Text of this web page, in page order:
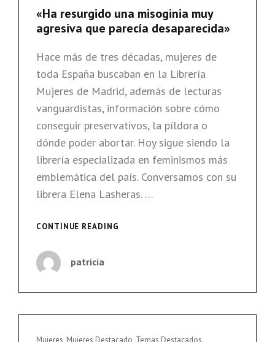
OTRO,
MEJOR
SALGAS
DE
Links
«Ha resurgido una misoginia muy
agresiva que parecía desaparecida»
Hace más de tres décadas, mujeres de
toda España buscaban en la Librería
Mujeres de Madrid, además de lecturas
vanguardistas, información sobre cómo
conseguir preservativos, la píldora o
dónde poder abortar. Hoy sigue siendo la
librería especializada en feminismos más
emblemática del país. Conversamos con su
librera Elena Lasheras. …
CONTINUE READING
AGRESIVA
patricia
Cat
Mujeres, Mujeres Destacado, Temas Destacados